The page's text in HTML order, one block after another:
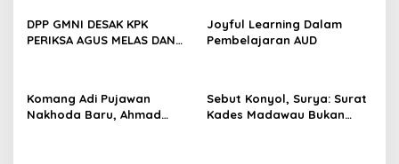
DPP GMNI DESAK KPK
PERIKSA AGUS MELAS DAN
Joyful Learning Dalam
Pembelajaran AUD
Komang Adi Pujawan
Nakhoda Baru, Ahmad
Sebut Konyol, Surya: Surat
Kades Madawau Bukan